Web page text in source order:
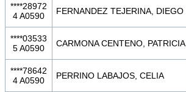
****28972
4 A0590
FERNANDEZ TEJERINA, DIEGO
****03533
5 A0590
CARMONA CENTENO, PATRICIA
****78642
4 A0590
PERRINO LABAJOS, CELIA